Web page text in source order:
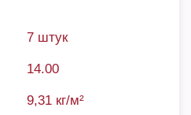
7 штук
14.00
9,31 кг/м²